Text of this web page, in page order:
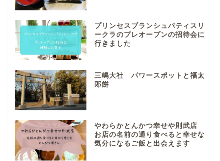
プリンセスブランシュパティスリ
ークラのプレオープンの招待会に
行きました
三嶋大社 パワースポットと福太
郎餅
やわらかとんかつ幸せや則武店
お店の名前の通り食べると幸せな
気分になるご飯と出会えます
各務原市
山県市